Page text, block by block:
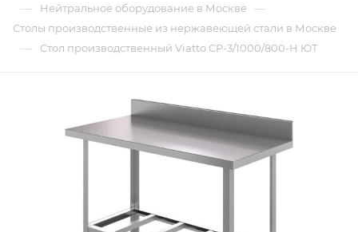
— Нейтральное оборудование в Москве —
Столы производственные из нержавеющей стали в Москве
— Стол производственный Viatto СР-3/1000/800-Н ЮТ